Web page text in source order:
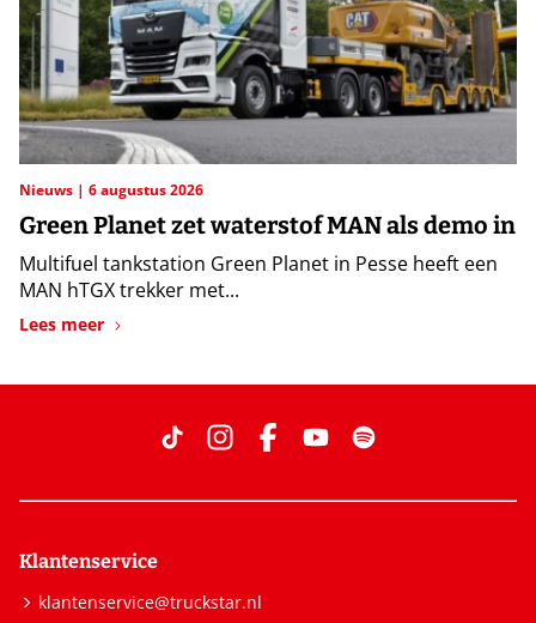
Nieuws 6 augustus 2026
Green Planet zet waterstof MAN als demo in
Multifuel tankstation Green Planet in Pesse heeft een
MAN hTGX trekker met...
Lees meer
Klantenservice
klantenservice@truckstar.nl